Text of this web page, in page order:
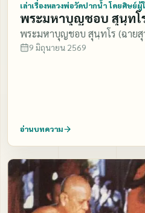
เล่าเรื่องหลวงพ่อวัดปากน้ำ โดยศิษย์ผู้
พระมหาบุญชอบ สุนฺทโ
พระมหาบุญชอบ สุนฺทโร (ฉาย
9 มิถุนายน 2569
อ่านบทความ